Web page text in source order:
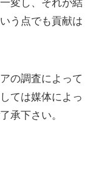
変し、それが結
う点でも貢献は
の調査によって
ては媒体によっ
承下さい。